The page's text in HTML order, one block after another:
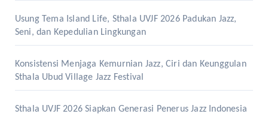
Usung Tema Island Life, Sthala UVJF 2026 Padukan Jazz,
Seni, dan Kepedulian Lingkungan
Konsistensi Menjaga Kemurnian Jazz, Ciri dan Keunggulan
Sthala Ubud Village Jazz Festival
Sthala UVJF 2026 Siapkan Generasi Penerus Jazz Indonesia